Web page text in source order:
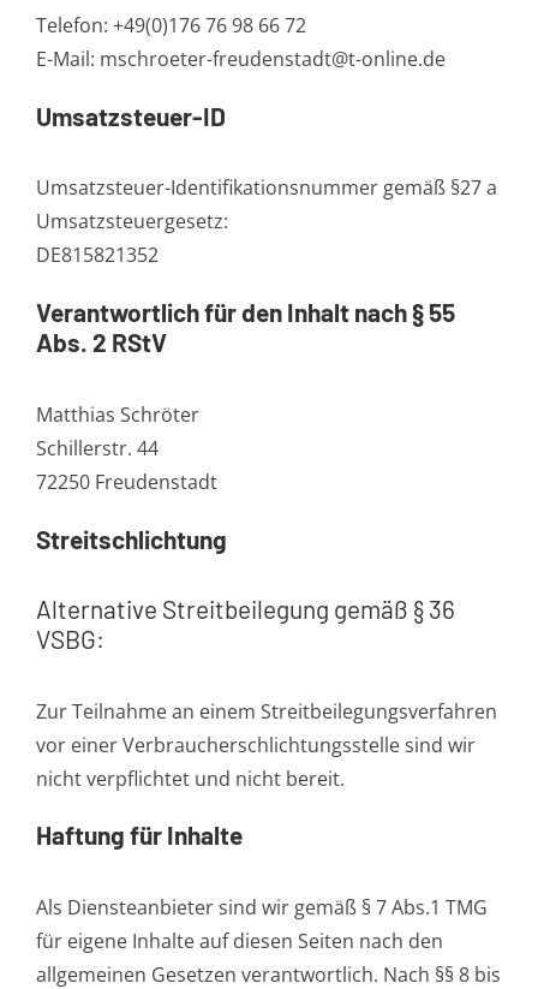
Telefon: +49(0)176 76 98 66 72
E-Mail: mschroeter-freudenstadt@t-online.de
Umsatzsteuer-ID
Umsatzsteuer-Identifikationsnummer gemäß §27 a
Umsatzsteuergesetz:
DE815821352
Verantwortlich für den Inhalt nach § 55
Abs. 2 RStV
Matthias Schröter
Schillerstr. 44
72250 Freudenstadt
Streitschlichtung
Alternative Streitbeilegung gemäß § 36
VSBG:
Zur Teilnahme an einem Streitbeilegungsverfahren
vor einer Verbraucherschlichtungsstelle sind wir
nicht verpflichtet und nicht bereit.
Haftung für Inhalte
Als Diensteanbieter sind wir gemäß § 7 Abs.1 TMG
für eigene Inhalte auf diesen Seiten nach den
allgemeinen Gesetzen verantwortlich. Nach §§ 8 bis